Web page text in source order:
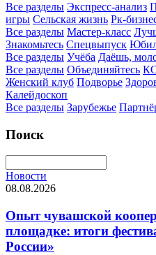
Все разделы Экспресс-анализ
игры Сельская жизнь Рк-
Все разделы Мастер-класс
Знакомьтесь Спецвыпуск
Все разделы Учёба Даёшь,
Все разделы Объединяйтесь
Женский клуб Подворье
Калейдоскоп
Все разделы Зарубежье
Поиск
Новости
08.08.2026
Опыт чувашской
площадке: итоги
России»